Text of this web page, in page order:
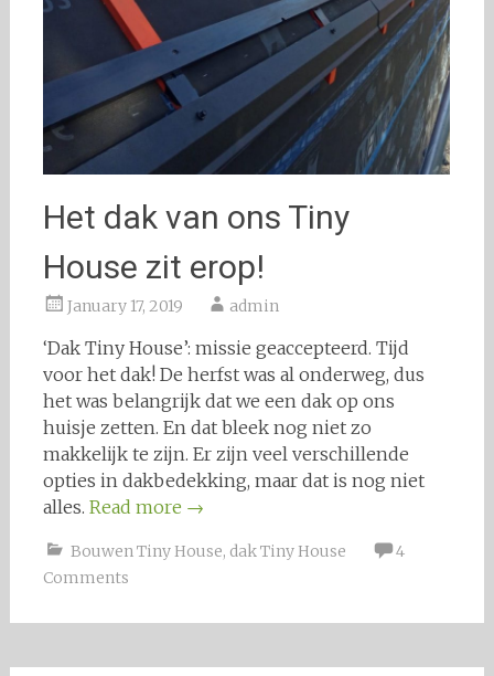
Het dak van ons Tiny
House zit erop!
January 17, 2019 admin
‘Dak Tiny House’: missie geaccepteerd. Tijd
voor het dak! De herfst was al onderweg, dus
het was belangrijk dat we een dak op ons
huisje zetten. En dat bleek nog niet zo
makkelijk te zijn. Er zijn veel verschillende
opties in dakbedekking, maar dat is nog niet
alles. Read more →
Bouwen Tiny House, dak Tiny House
4
Comments